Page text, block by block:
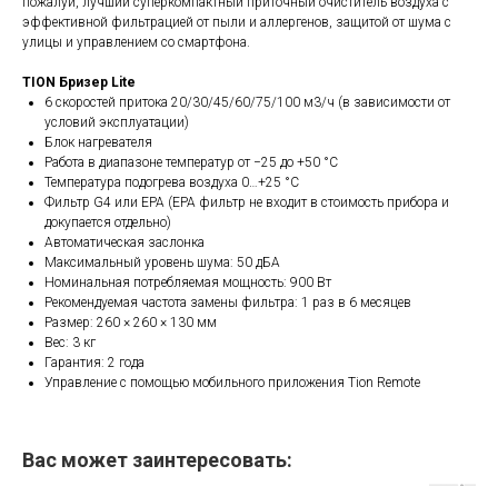
эффективной фильтрацией от пыли и аллергенов, защитой от шума с
улицы и управлением со смартфона.
TION Бризер Lite
6 скоростей притока 20/30/45/60/75/100 м3/ч (в зависимости от
условий эксплуатации)
Блок нагревателя
Работа в диапазоне температур от −25 до +50 °С
Температура подогрева воздуха 0…+25 °С
Фильтр G4 или EPA (EPA фильтр не входит в стоимость прибора и
докупается отдельно)
Автоматическая заслонка
Максимальный уровень шума: 50 дБА
Номинальная потребляемая мощность: 900 Вт
Рекомендуемая частота замены фильтра: 1 раз в 6 месяцев
Размер: 260 × 260 × 130 мм
Вес: 3 кг
Гарантия: 2 года
Управление с помощью мобильного приложения Tion Remote
Вас может заинтересовать: